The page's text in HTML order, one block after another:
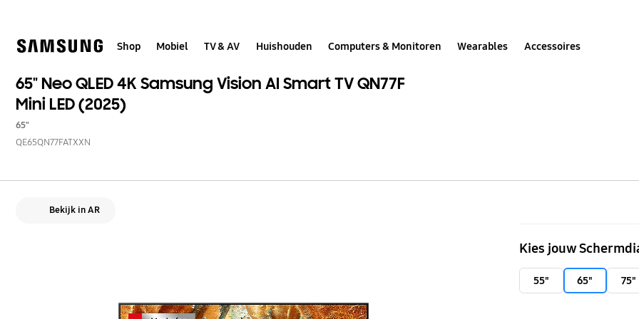
Shop Mobiel TV & AV Huishouden Computers & Monitoren Wearables Accessoires
65" Neo QLED 4K Samsung Vision AI Smart TV QN77F
Mini LED (2025)
65"
QE65QN77FATXXN
QLED
4K
Bekijk in AR
Kies jouw
55" 65" 75"